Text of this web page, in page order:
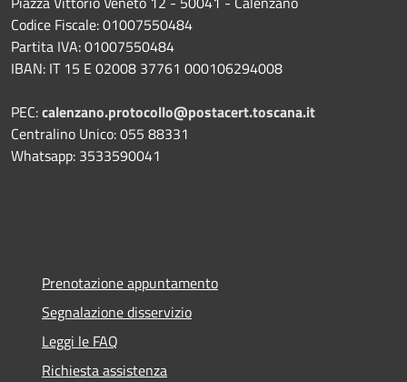
Codice Fiscale: 01007550484
Partita IVA: 01007550484
IBAN: IT 15 E 02008 37761 000106294008
PEC:calenzano.protocollo@postacert.toscana.it
Centralino Unico: 055 88331
Whatsapp: 3533590041
Prenotazione appuntamento
Segnalazione disservizio
Leggi le FAQ
Richiesta assistenza